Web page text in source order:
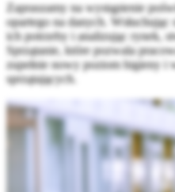
Zapraszamy na wystąpienie
opartego na danych.
ich potrzeby i analizując rynek,
Sprzątanie, które pozwala
zupełnie nowy poziom higieny i
sprzątających.